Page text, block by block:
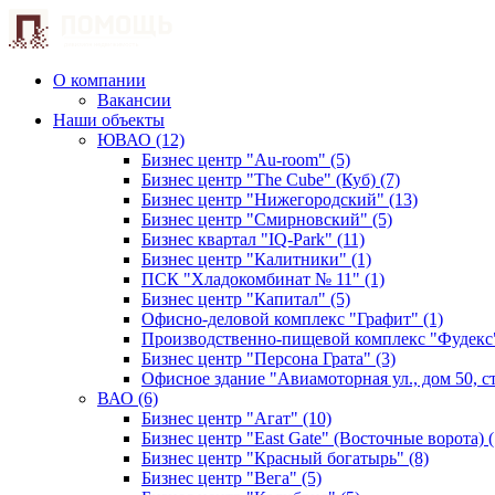
О компании
Вакансии
Наши объекты
ЮВАО (12)
Бизнес центр "Au-room" (5)
Бизнес центр "The Cube" (Куб) (7)
Бизнес центр "Нижегородский" (13)
Бизнес центр "Смирновский" (5)
Бизнес квартал "IQ-Park" (11)
Бизнес центр "Калитники" (1)
ПСК "Хладокомбинат № 11" (1)
Бизнес центр "Капитал" (5)
Офисно-деловой комплекс "Графит" (1)
Производственно-пищевой комплекс
Бизнес центр "Персона Грата" (3)
Офисное здание "Авиамоторная ул., дом 50,
ВАО (6)
Бизнес центр "Агат" (10)
Бизнес центр "East Gate" (Восточные ворота)
Бизнес центр "Красный богатырь" (8)
Бизнес центр "Вега" (5)